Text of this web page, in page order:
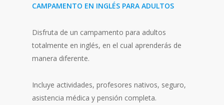
CAMPAMENTO EN INGLÉS PARA ADULTOS
Disfruta de un campamento para adultos
totalmente en inglés, en el cual aprenderás de
manera diferente.
Incluye actividades, profesores nativos, seguro,
asistencia médica y pensión completa.